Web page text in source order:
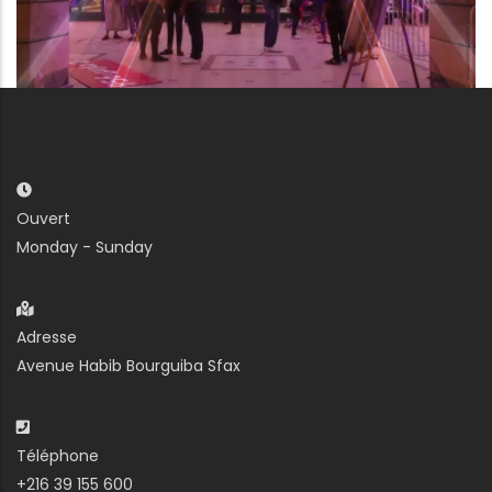
Ouvert
Monday - Sunday
Adresse
Avenue Habib Bourguiba Sfax
Téléphone
+216 39 155 600